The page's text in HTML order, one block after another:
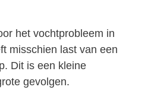
het vochtprobleem in
misschien last van een
Dit is een kleine
gevolgen.